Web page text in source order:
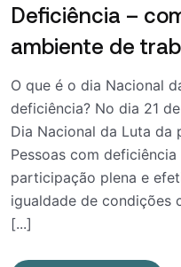
Deficiência –
ambiente de
O que é o dia Nacional
deficiência? No dia 21
Dia Nacional da Luta da
Pessoas com
participação plena e
igualdade de condições
[...]